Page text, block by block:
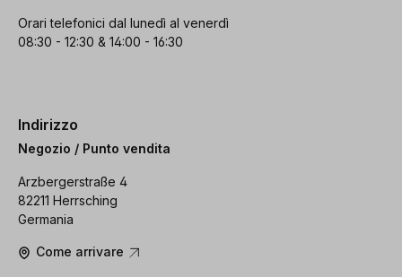
Orari telefonici dal lunedì al venerdì
08:30 - 12:30 & 14:00 - 16:30
Indirizzo
Negozio / Punto vendita
Arzbergerstraße 4
82211 Herrsching
Germania
Come arrivare